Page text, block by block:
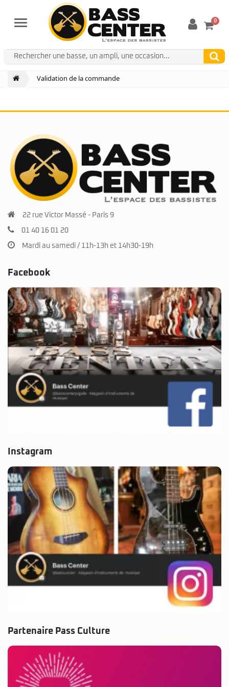
Menu 0
Validation de la commande
22 rue Victor Massé - Paris 9
01 40 16 01 20
Mardi au samedi / 11h-13h et 14h30-19h
Facebook
Instagram
Partenaire Pass Culture